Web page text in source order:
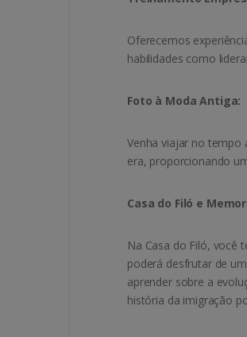
Oferecemos
habilidades como
Foto à Moda Antiga:
Venha viajar no tempo
era, proporcionando
Casa do Filó e
Na Casa do Filó, você
poderá desfrutar de
aprender sobre a
história da imigração